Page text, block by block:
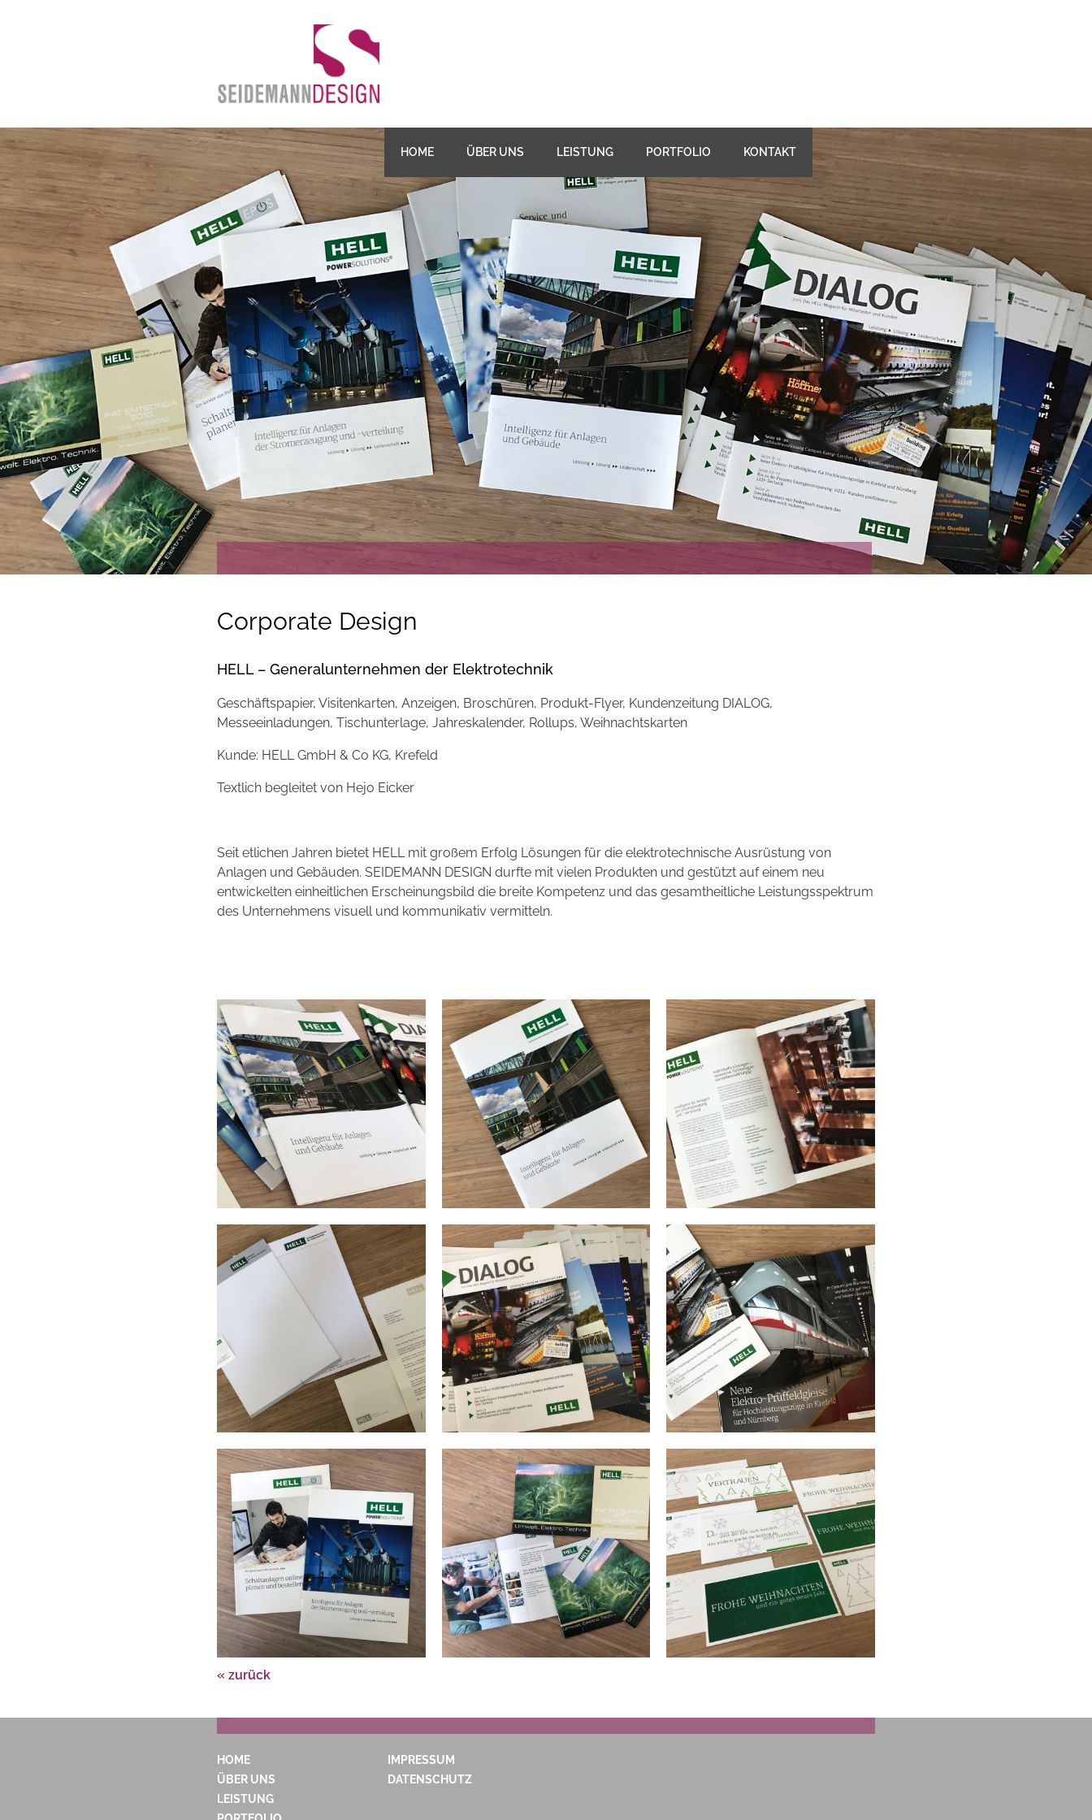
HOME ÜBER UNS LEISTUNG PORTFOLIO KONTAKT
Corporate Design
HELL – Generalunternehmen der Elektrotechnik
Geschäftspapier, Visitenkarten, Anzeigen, Broschüren, Produkt-Flyer, Kundenzeitung DIALOG,
Messeeinladungen, Tischunterlage, Jahreskalender, Rollups, Weihnachtskarten
Kunde: HELL GmbH & Co KG, Krefeld
Textlich begleitet von Hejo Eicker
Seit etlichen Jahren bietet HELL mit großem Erfolg Lösungen für die elektrotechnische Ausrüstung von
Anlagen und Gebäuden. SEIDEMANN DESIGN durfte mit vielen Produkten und gestützt auf einem neu
entwickelten einheitlichen Erscheinungsbild die breite Kompetenz und das gesamtheitliche Leistungsspektrum
des Unternehmens visuell und kommunikativ vermitteln.
« zurück
HOME
ÜBER UNS
LEISTUNG
IMPRESSUM
DATENSCHUTZ